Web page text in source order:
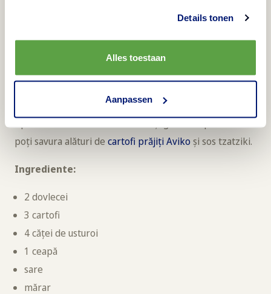
Details tonen
Alles toestaan
Aanpassen
Chiftele cu cartofi și
poți savura alături de cartofi prăjiți Avikoși sos tzatziki.
Ingrediente:
2 dovlecei
3 cartofi
4 căței de usturoi
1 ceapă
sare
mărar